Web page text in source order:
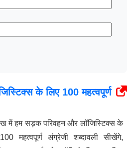
के लिए 100 महत्वपूर्ण
में हम सड़क परिवहन और लॉजिस्टिक्स के
महत्वपूर्ण अंग्रेजी शब्दावली सीखेंगे,